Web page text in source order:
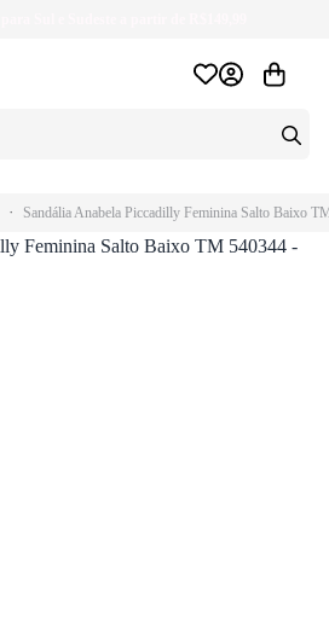
Sandália Anabela Piccadilly Feminina Salto Baixo